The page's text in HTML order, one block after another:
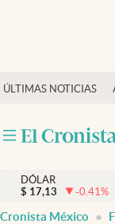
ÚLTIMAS NOTICIAS
Actualidad
Internacionales
Opinión
DÓLAR
$ 17,13 -0.41%
Cronista México